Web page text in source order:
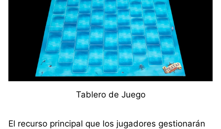
Tablero de Juego
El recurso principal que los jugadores gestionarán